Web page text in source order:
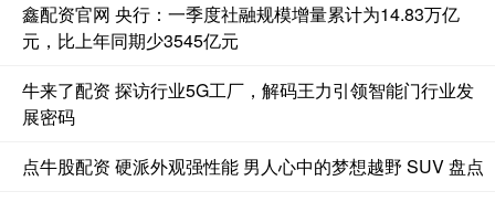
鑫配资官网 央行：一季度社融规模增量累计为14.83万亿
元，比上年同期少3545亿元
牛来了配资 探访行业5G工厂，解码王力引领智能门行业发
展密码
点牛股配资 硬派外观强性能 男人心中的梦想越野 SUV 盘点